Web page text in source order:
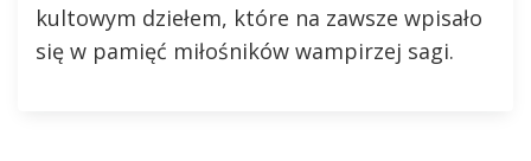
kultowym dziełem, które na zawsze wpisało
się w pamięć miłośników wampirzej sagi.